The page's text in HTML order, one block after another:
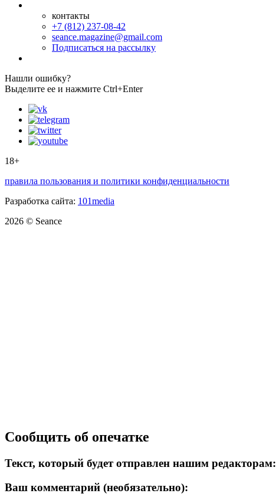
контакты
+7 (812) 237-08-42
seance.magazine@gmail.com
Подписаться на рассылку
Нашли ошибку?
Выделите ее и нажмите Ctrl+Enter
18+
правила пользования и политики конфиденциальности
Разработка сайта: 101media
2026 © Seance
Сообщить об опечатке
Текст, который будет отправлен нашим редакторам:
Ваш комментарий (необязательно):